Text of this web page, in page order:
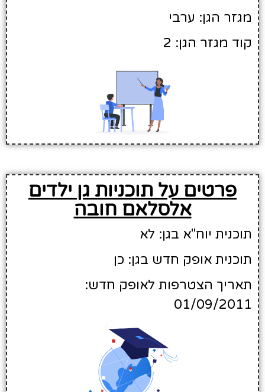
מגזר הגן: ערבי
קוד מגזר הגן: 2
פרטים על תוכניות גן ילדים
אלסלאם חובה
תוכנית יוח"א בגן: לא
תוכנית אופק חדש בגן: כן
תאריך הצטרפות לאופק חדש:
01/09/2011